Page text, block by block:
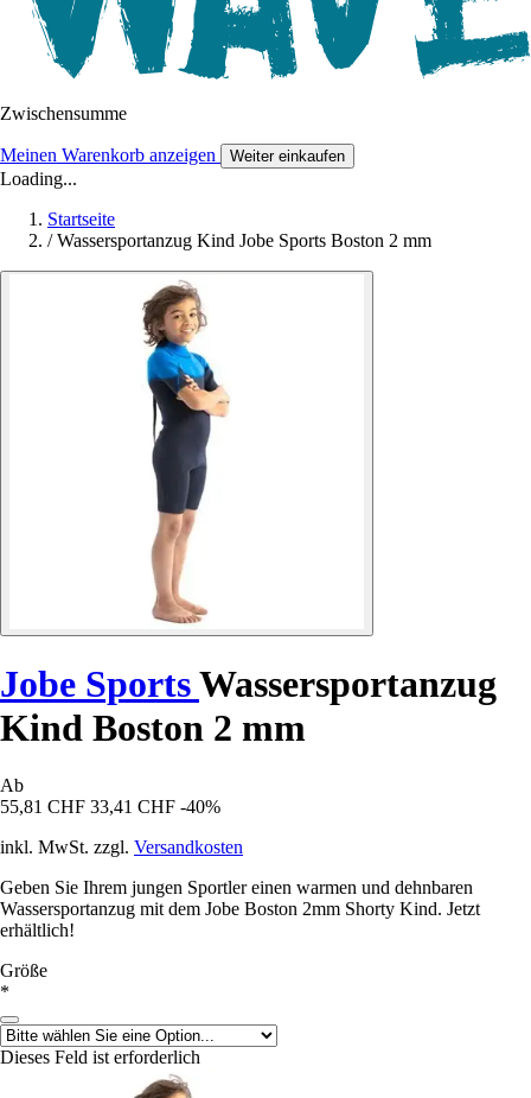
Zwischensumme
Meinen Warenkorb anzeigen Weiter einkaufen
Loading...
Startseite
/ Wassersportanzug Kind Jobe Sports Boston 2 mm
Jobe SportsWassersportanzug
Kind Boston 2 mm
Ab
55,81 CHF 33,41 CHF -40%
inkl. MwSt. zzgl. Versandkosten
Geben Sie Ihrem jungen Sportler einen warmen und dehnbaren
Wassersportanzug mit dem Jobe Boston 2mm Shorty Kind. Jetzt
erhältlich!
Größe
*
Dieses Feld ist erforderlich